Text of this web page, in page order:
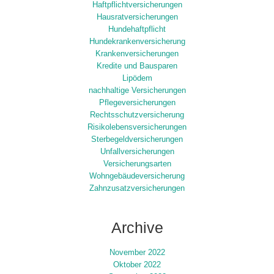
Haftpflichtversicherungen
Hausratversicherungen
Hundehaftpflicht
Hundekrankenversicherung
Krankenversicherungen
Kredite und Bausparen
Lipödem
nachhaltige Versicherungen
Pflegeversicherungen
Rechtsschutzversicherung
Risikolebensversicherungen
Sterbegeldversicherungen
Unfallversicherungen
Versicherungsarten
Wohngebäudeversicherung
Zahnzusatzversicherungen
Archive
November 2022
Oktober 2022